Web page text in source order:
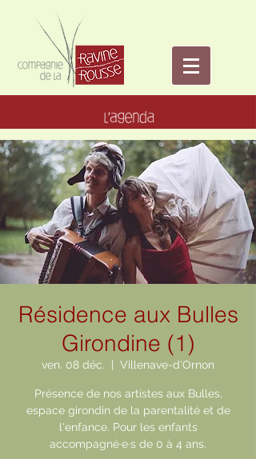
Résidence aux Bulles
Girondine (1)
ven. 08 déc. Villenave-d'Ornon
Présence de nos artistes aux Bulles,
espace girondin de la parentalité et de
l'enfance. Pour les enfants
accompagné·e·s de 0 à 4 ans.